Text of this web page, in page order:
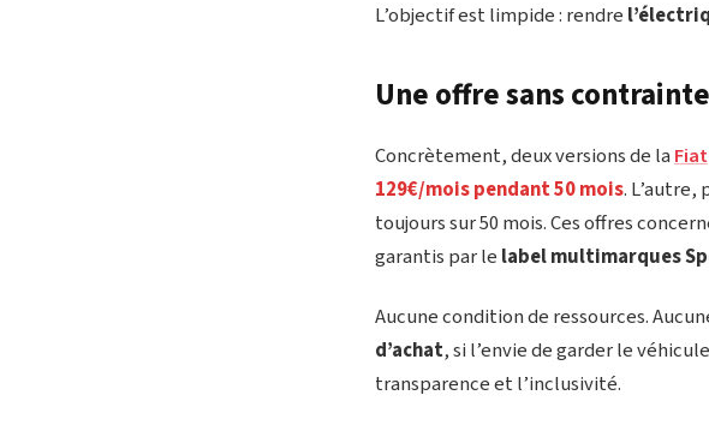
L’objectif est limpide : rendre
Une offre sans
Concrètement, deux versions de laFiat
129€/mois pendant 50 mois. L’autre,
toujours sur 50 mois. Ces offres
garantis par le label multimarques
Aucune condition de ressources.
d’achat, si l’envie de garder le
transparence et l’inclusivité.